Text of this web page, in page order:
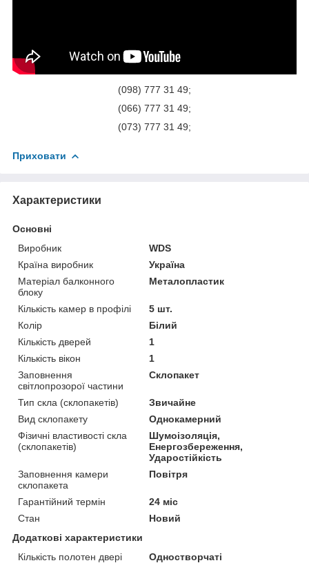
(098) 777 31 49;
(066) 777 31 49;
(073) 777 31 49;
Приховати
Характеристики
Основні
Виробник
WDS
Країна виробник
Україна
Матеріал балконного
блоку
Металопластик
Кількість камер в профілі
5 шт.
Колір
Білий
Кількість дверей
1
Кількість вікон
1
Заповнення
світлопрозорої частини
Склопакет
Тип скла (склопакетів)
Звичайне
Вид склопакету
Однокамерний
Фізичні властивості скла
(склопакетів)
Шумоізоляція,
Енергозбереження,
Ударостійкість
Заповнення камери
склопакета
Повітря
Гарантійний термін
24 міс
Стан
Новий
Додаткові характеристики
Кількість полотен двері
Одностворчаті